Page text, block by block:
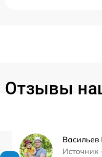
Отзывы
Источник